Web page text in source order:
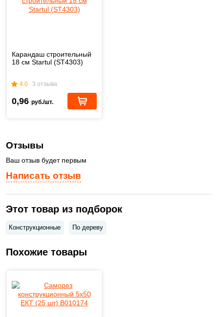
Карандаш строительный
18 см Startul (ST4303)
4.0 3 отзыва
0,96 руб./шт.
Написать отзыв
Отзывы
Ваш отзыв будет первым
Этот товар из подборок
Конструкционные По дереву
Похожие товары